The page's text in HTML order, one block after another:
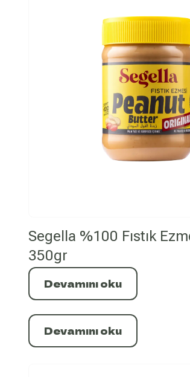
Segella %100 Fıstık
350gr
Devamını oku
Devamını oku